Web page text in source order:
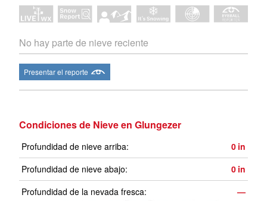
No hay parte de nieve reciente
Presentar el reporte
Condiciones de Nieve en Glungezer
Profundidad de nieve arriba: 0 in
Profundidad de nieve abajo:
0 in
Profundidad de la nevada fresca:
—